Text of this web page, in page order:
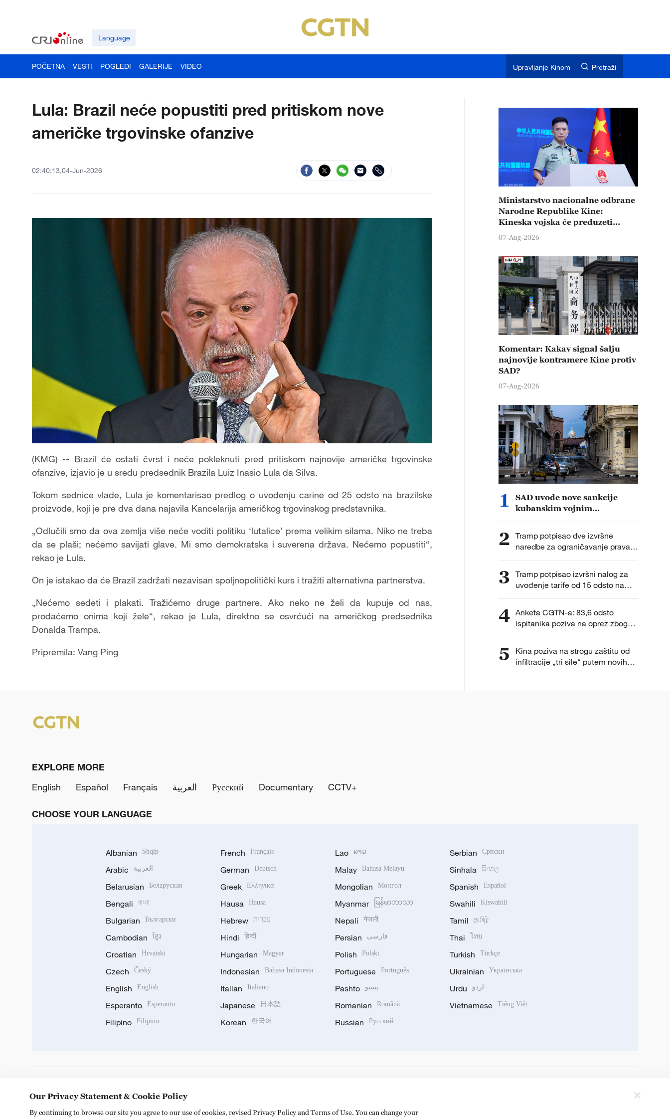
Language
POČETNA VESTI POGLEDI GALERIJE VIDEO Upravljanje Kinom Pretraži
Lula: Brazil neće popustiti pred pritiskom nove
američke trgovinske ofanzive
02:40:13,04-Jun-2026
(KMG) -- Brazil će ostati čvrst i neće pokleknuti pred pritiskom najnovije američke trgovinske
ofanzive, izjavio je u sredu predsednik Brazila Luiz Inasio Lula da Silva.
Tokom sednice vlade, Lula je komentarisao predlog o uvođenju carine od 25 odsto na brazilske
proizvode, koji je pre dva dana najavila Kancelarija američkog trgovinskog predstavnika.
„Odlučili smo da ova zemlja više neće voditi politiku ‘lutalice’ prema velikim silama. Niko ne treba
da se plaši; nećemo savijati glave. Mi smo demokratska i suverena država. Nećemo popustiti“,
rekao je Lula.
On je istakao da će Brazil zadržati nezavisan spoljnopolitički kurs i tražiti alternativna partnerstva.
„Nećemo sedeti i plakati. Tražićemo druge partnere. Ako neko ne želi da kupuje od nas,
prodaćemo onima koji žele“, rekao je Lula, direktno se osvrćući na američkog predsednika
Donalda Trampa.
Pripremila: Vang Ping
Ministarstvo nacionalne odbrane
Narodne Republike Kine:
Kineska vojska će preduzeti
čvrste kontramere protiv svih
provokativnih pokušaja
izazivanja nemira
07-Aug-2026
Komentar: Kakav signal šalju
najnovije kontramere Kine protiv
SAD?
07-Aug-2026
1
SAD uvode nove sankcije
kubanskim vojnim
2 Tramp potpisao dve izvršne
naredbe za ograničavanje prava
na državljanstvo po rođenju nakon
3 Tramp potpisao izvršni nalog za
uvođenje tarife od 15 odsto na
uvoz polisilicijuma
4 Anketa CGTN-a: 83,6 odsto
ispitanika poziva na oprez zbog
ubrzanog vojnog širenja Japana
5
Kina poziva na strogu zaštitu od
infiltracije „tri sile“ putem novih
EXPLORE MORE
English
Español Français العربية Русский Documentary CCTV+
CHOOSE YOUR LANGUAGE
Albanian Shqip
Arabic العربية
Belarusian Беларуская
Bengali বাংলা
Bulgarian Български
Cambodian ខ្មែរ
Croatian Hrvatski
Czech Český
English English
Esperanto Esperanto
Filipino Filipino
French Français
German Deutsch
Greek Ελληνικά
Hausa Hausa
Hebrew עברית
Hindi हिन्दी
Hungarian Magyar
Indonesian Bahasa Indonesia
Italian Italiano
Japanese 日本語
Korean 한국어
Lao ລາວ
Malay Bahasa Melayu
Mongolian Монгол
Myanmar မြန်မာဘာသာ
Nepali नेपाली
Persian فارسی
Polish Polski
Portuguese Português
Pashto پښتو
Romanian Română
Russian Русский
Serbian Српски
Sinhala සිංහල
Spanish Español
Swahili Kiswahili
Tamil தமிழ்
Thai ไทย
Turkish Türkçe
Ukrainian Українська
Urdu اردو
Vietnamese Tiếng Việt
Our Privacy Statement & Cookie Policy
By continuing to browse our site you agree to our use of cookies, revised Privacy Policy and Terms of Use. You can change your